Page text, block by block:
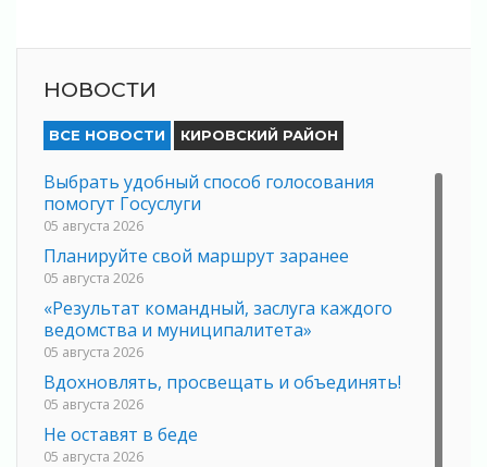
НОВОСТИ
ВСЕ НОВОСТИ КИРОВСКИЙ РАЙОН
Выбрать удобный способ голосования
помогут Госуслуги
05 августа 2026
Планируйте свой маршрут заранее
05 августа 2026
«Результат командный, заслуга каждого
ведомства и муниципалитета»
05 августа 2026
Вдохновлять, просвещать и объединять!
05 августа 2026
Не оставят в беде
05 августа 2026